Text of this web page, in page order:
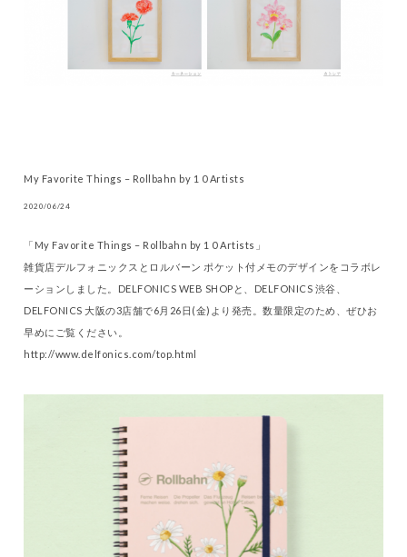
My Favorite Things – Rollbahn by 1 0 Artists
2020/06/24
「My Favorite Things – Rollbahn by 1 0 Artists」
雑貨店デルフォニックスとロルバーン ポケット付メモのデザインをコラボレ
ーションしました。DELFONICS WEB SHOPと、DELFONICS 渋谷、
DELFONICS 大阪の3店舗で6月26日(金)より発売。数量限定のため、ぜひお
早めにご覧ください。
http://www.delfonics.com/top.html